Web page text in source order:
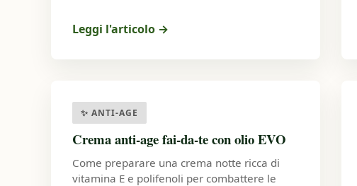
Leggi l'articolo →
✨ ANTI-AGE
Crema anti-age fai-da-te con olio EVO
Come preparare una crema notte ricca di
vitamina E e polifenoli per combattere le